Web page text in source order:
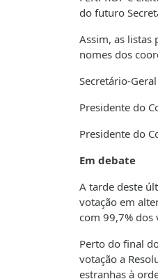
do futuro
Assim, as listas
nomes dos
Secretário-
Presidente do
Presidente do
Em debate
A tarde deste
votação em
com 99,7% dos
Perto do final
votação a
estranhas à